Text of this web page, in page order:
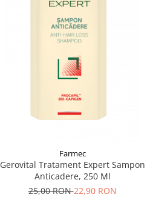
Farmec
Gerovital Tratament Expert Sampon
Anticadere, 250 Ml
25,00 RON22,90 RON